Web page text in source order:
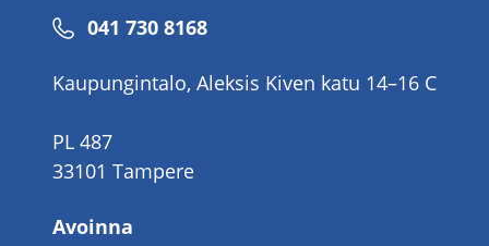
Puhelinnumero
041 730 8168
Kaupungintalo, Aleksis Kiven katu 14–16 C
PL 487
33101 Tampere
Avoinna